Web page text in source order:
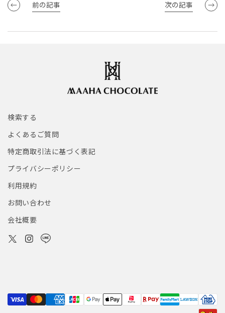
前の記事 次の記事
検索する
よくあるご質問
特定商取引法に基づく表記
プライバシーポリシー
利用規約
お問い合わせ
会社概要